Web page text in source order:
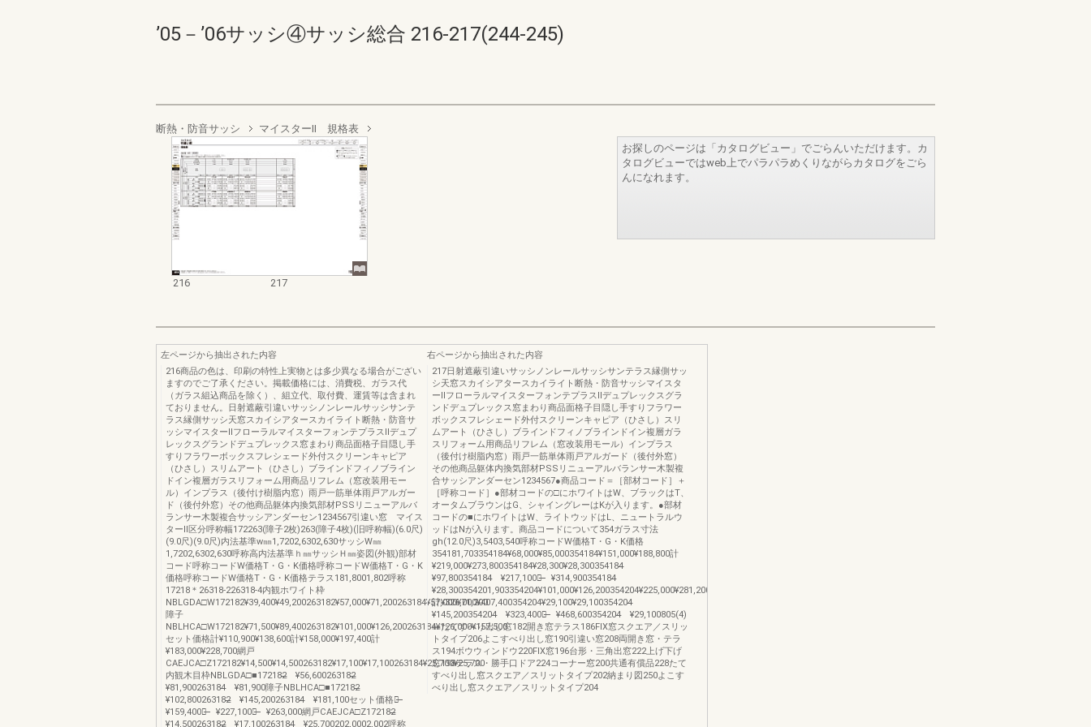
’05－’06サッシ④サッシ総合 216-217(244-245)
断熱・防音サッシ マイスターⅡ 規格表
216 217
お探しのページは「カタログビュー」でごらんいただけます。カ
タログビューではweb上でパラパラめくりながらカタログをごら
んになれます。
左ページから抽出された内容
216商品の色は、印刷の特性上実物とは多少異なる場合がござい
ますのでご了承ください。掲載価格には、消費税、ガラス代
（ガラス組込商品を除く）、組立代、取付費、運賃等は含まれ
ておりません。日射遮蔽引違いサッシノンレールサッシサンテ
ラス縁側サッシ天窓スカイシアタースカイライト断熱・防音サ
ッシマイスターⅡフローラルマイスターフォンテプラスⅡデュプ
レックスグランドデュプレックス窓まわり商品面格子目隠し手
すりフラワーボックスフレシェード外付スクリーンキャピア
（ひさし）スリムアート（ひさし）ブラインドフィノブライン
ドイン複層ガラスリフォーム用商品リフレム（窓改装用モー
ル）インプラス（後付け樹脂内窓）雨戸一筋単体雨戸アルガー
ド（後付外窓）その他商品躯体内換気部材PSSリニューアルバ
ランサー木製複合サッシアンダーセン1234567引違い窓 マイス
ターⅡ区分呼称幅172263(障子2枚)263(障子4枚)(旧呼称幅)(6.0尺)
(9.0尺)(9.0尺)内法基準w㎜1,7202,6302,630サッシW㎜
1,7202,6302,630呼称高内法基準ｈ㎜サッシＨ㎜姿図(外観)部材
コード呼称コードW価格T・G・K価格呼称コードW価格T・G・K
価格呼称コードW価格T・G・K価格テラス181,8001,802呼称
17218＊26318-226318-4内観ホワイト枠
NBLGDA□W172182¥39,400¥49,200263182¥57,000¥71,200263184¥57,000¥71,200
障子
NBLHCA□W172182¥71,500¥89,400263182¥101,000¥126,200263184¥126,000¥157,500
セット価格計¥110,900¥138,600計¥158,000¥197,400計
¥183,000¥228,700網戸
CAEJCA□Z172182¥14,500¥14,500263182¥17,100¥17,100263184¥25,700¥25,700
内観木目枠NBLGDA□■172182̶̶ ¥56,600263182̶̶
¥81,900263184̶̶ ¥81,900障子NBLHCA□■172182̶̶
¥102,800263182̶̶ ¥145,200263184̶̶ ¥181,100セット価格計̶̶
¥159,400計̶̶ ¥227,100計̶̶ ¥263,000網戸CAEJCA□Z172182̶̶
¥14,500263182̶̶ ¥17,100263184̶̶ ¥25,700202,0002,002呼称
右ページから抽出された内容
217日射遮蔽引違いサッシノンレールサッシサンテラス縁側サッ
シ天窓スカイシアタースカイライト断熱・防音サッシマイスタ
ーⅡフローラルマイスターフォンテプラスⅡデュプレックスグラ
ンドデュプレックス窓まわり商品面格子目隠し手すりフラワー
ボックスフレシェード外付スクリーンキャピア（ひさし）スリ
ムアート（ひさし）ブラインドフィノブラインドイン複層ガラ
スリフォーム用商品リフレム（窓改装用モール）インプラス
（後付け樹脂内窓）雨戸一筋単体雨戸アルガード（後付外窓）
その他商品躯体内換気部材PSSリニューアルバランサー木製複
合サッシアンダーセン1234567●商品コード＝［部材コード］＋
［呼称コード］●部材コードの□にホワイトはW、ブラックはT、
オータムブラウンはG、シャイングレーはKが入ります。●部材
コードの■にホワイトはW、ライトウッドはL、ニュートラルウ
ッドはNが入ります。商品コードについて354ガラス寸法
gh(12.0尺)3,5403,540呼称コードW価格T・G・K価格
354181,703354184¥68,000¥85,000354184¥151,000¥188,800計
¥219,000¥273,800354184¥28,300¥28,300354184̶̶
¥97,800354184̶̶ ¥217,100計̶̶ ¥314,900354184̶̶
¥28,300354201,903354204¥101,000¥126,200354204¥225,000¥281,200
計¥326,000¥407,400354204¥29,100¥29,100354204̶̶
¥145,200354204̶̶ ¥323,400計̶̶ ¥468,600354204̶̶ ¥29,100805(4)
㎜たてすべり出し窓182開き窓テラス186FIX窓スクエア／スリッ
トタイプ206よこすべり出し窓190引違い窓208両開き窓・テラ
ス194ボウウィンドウ220FIX窓196台形・三角出窓222上げ下げ
窓198テラス・勝手口ドア224コーナー窓200共通有償品228たて
すべり出し窓スクエア／スリットタイプ202納まり図250よこす
べり出し窓スクエア／スリットタイプ204